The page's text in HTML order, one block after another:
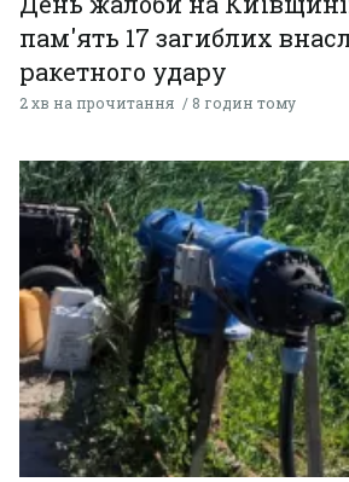
пам'ять 17 загиблих
ракетного удару
2 хв на прочитання 8 годин тому